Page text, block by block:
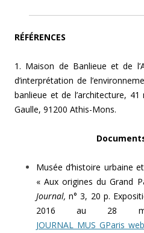
RÉFÉRENCES
1. Maison de Banlieue et de
d’interprétation de
banlieue et de l’architecture,
Gaulle, 91200 Athis-Mons.
Musée d’histoire urbaine
« Aux origines du Grand
Journal, n° 3, 20 p.
2016 au 28